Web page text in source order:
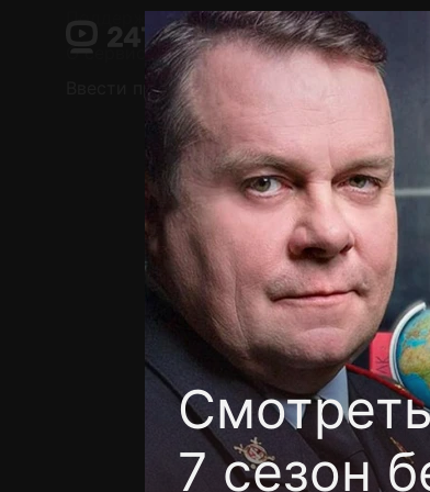
7 сезон
Поддержка:support@24h.tv
О сервисе
Пользовательское
Ввести промокод
Установить на ТВ